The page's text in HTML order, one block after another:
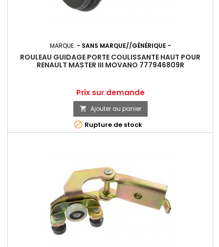
MARQUE: - SANS MARQUE//GÉNÉRIQUE -
ROULEAU GUIDAGE PORTE COULISSANTE HAUT POUR
RENAULT MASTER III MOVANO 777946809R
Prix
Prix sur demande
 Ajouter au panier
 Rupture de stock